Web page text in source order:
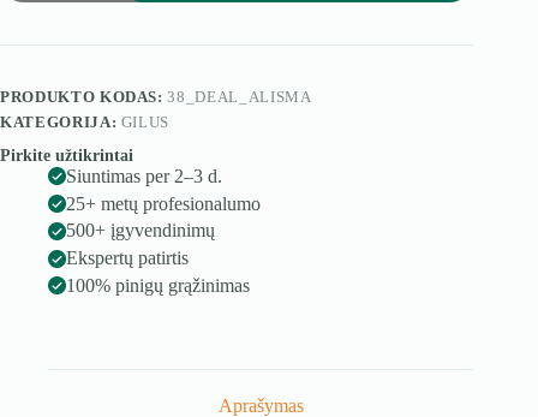
PRODUKTO KODAS:38_DEAL_ALISMA
KATEGORIJA: GILUS
Pirkite užtikrintai
Siuntimas per 2–3 d.
25+ metų profesionalumo
500+ įgyvendinimų
Ekspertų patirtis
100% pinigų grąžinimas
Aprašymas